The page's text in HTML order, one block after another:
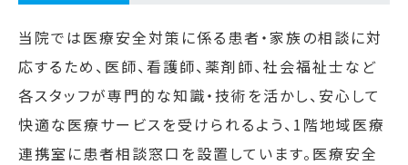
当院では医療安全対策に係る患者・家族の相談に対
応するため、医師、看護師、薬剤師、社会福祉士など
各スタッフが専門的な知識・技術を活かし、安心して
快適な医療サービスを受けられるよう、 1 階地域医療
連携室に患者相談窓口を設置しています。医療安全